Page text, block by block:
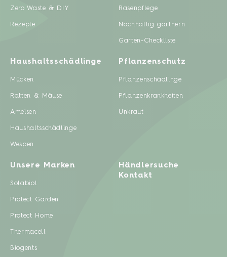
Zero Waste & DIY
Rezepte
Rasenpflege
Nachhaltig gärtnern
Garten-Checkliste
Haushaltsschädlinge
Mücken
Ratten & Mäuse
Ameisen
Haushaltsschädlinge
Wespen
Pflanzenschutz
Pflanzenschädlinge
Pflanzenkrankheiten
Unkraut
Unsere Marken
Solabiol
Protect Garden
Protect Home
Thermacell
Biogents
Händlersuche
Kontakt